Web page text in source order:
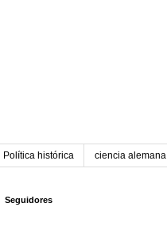
Política histórica ciencia alemana
Seguidores